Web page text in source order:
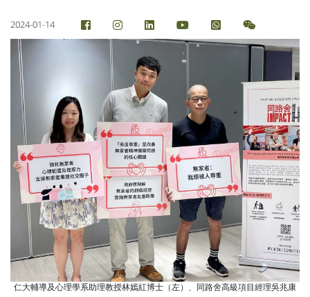
2024-01-14
仁大輔導及心理學系助理教授林嫣紅博士（左）、同路舍高級項目經理吳兆康